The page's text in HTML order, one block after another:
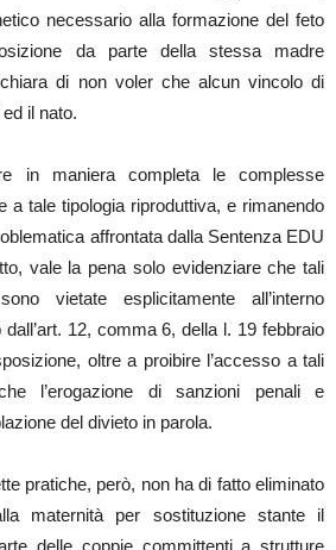
necessario alla formazione del feto
da parte della stessa madre
di non voler che alcun vincolo di
il nato.
in maniera completa le complesse
a tale tipologia riproduttiva, e rimanendo
affrontata dalla Sentenza EDU
vale la pena solo evidenziare che tali
vietate esplicitamente all’interno
dall’art. 12, comma 6, della l. 19 febbraio
oltre a proibire l’accesso a tali
l’erogazione di sanzioni penali e
del divieto in parola.
pratiche, però, non ha di fatto eliminato
maternità per sostituzione stante il
delle coppie committenti a strutture